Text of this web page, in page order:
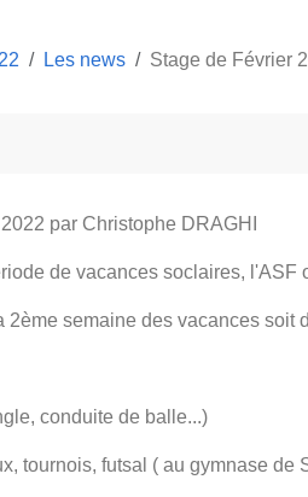
Les news Stage de Février
par Christophe DRAGHI
de vacances soclaires,
2ème semaine des vacances soit
conduite de balle...)
tournois, futsal ( au gymnase de